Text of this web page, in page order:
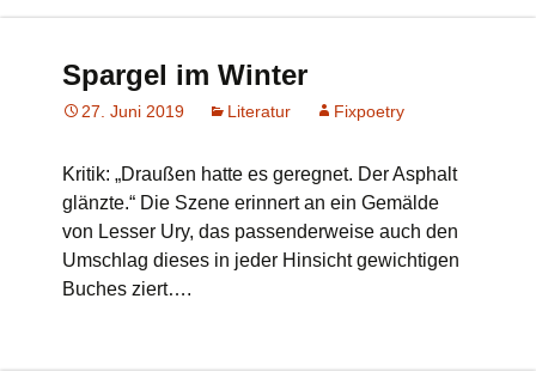
Spargel im Winter
27. Juni 2019 Literatur Fixpoetry
Kritik: „Draußen hatte es geregnet. Der Asphalt
glänzte.“ Die Szene erinnert an ein Gemälde
von Lesser Ury, das passenderweise auch den
Umschlag dieses in jeder Hinsicht gewichtigen
Buches ziert….